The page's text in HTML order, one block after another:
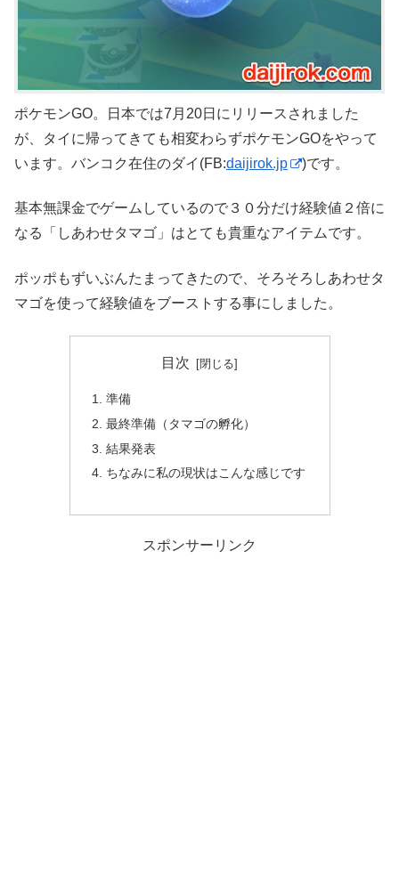
ポケモンGO。日本では7月20日にリリースされました
が、タイに帰ってきても相変わらずポケモンGOをやって
います。バンコク在住のダイ(FB:daijirok.jp )です。
基本無課金でゲームしているので３０分だけ経験値２倍に
なる「しあわせタマゴ」はとても貴重なアイテムです。
ポッポもずいぶんたまってきたので、そろそろしあわせタ
マゴを使って経験値をブーストする事にしました。
目次
準備
最終準備（タマゴの孵化）
結果発表
ちなみに私の現状はこんな感じです
スポンサーリンク